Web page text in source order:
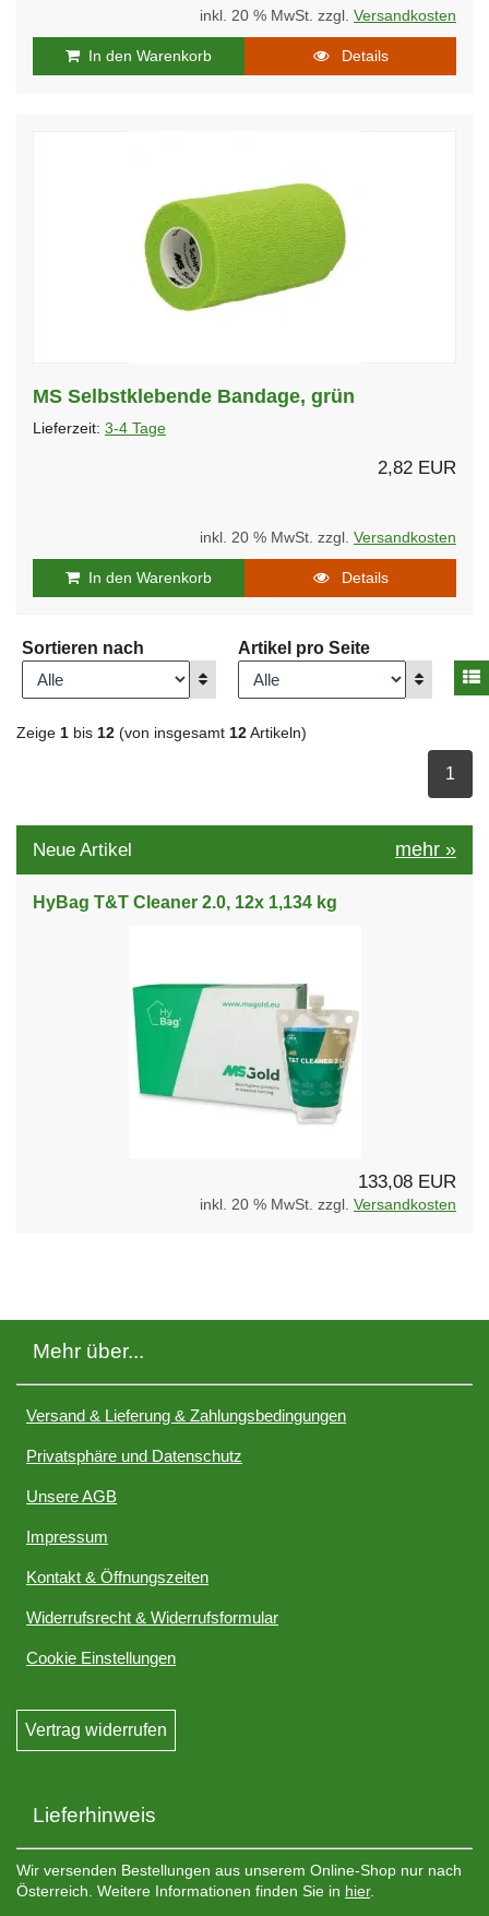
inkl. 20 % MwSt. zzgl. Versandkosten
In den Warenkorb Details
MS Selbstklebende Bandage, grün
Lieferzeit: 3-4 Tage
2,82 EUR
inkl. 20 % MwSt. zzgl. Versandkosten
In den Warenkorb Details
Sortieren nach
Anzeigen
Artikel pro Seite
Anzeigen
Zeige 1 bis 12 (von insgesamt 12 Artikeln)
1
Neue Artikel mehr »
HyBag T&T Cleaner 2.0, 12x 1,134 kg
133,08 EUR
inkl. 20 % MwSt. zzgl. Versandkosten
Mehr über...
Versand & Lieferung & Zahlungsbedingungen
Privatsphäre und Datenschutz
Unsere AGB
Impressum
Kontakt & Öffnungszeiten
Widerrufsrecht & Widerrufsformular
Cookie Einstellungen
Vertrag widerrufen
Lieferhinweis
Wir versenden Bestellungen aus unserem Online-Shop nur nach
Österreich. Weitere Informationen finden Sie in hier.